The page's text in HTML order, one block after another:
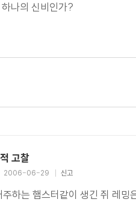
나의 신비인가?
고찰
2006-06-29 신고
하는 햄스터같이 생긴 쥐 레